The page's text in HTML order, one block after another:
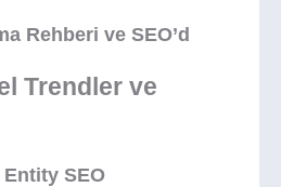
Rehberi ve SEO’d
Trendler ve
SEO